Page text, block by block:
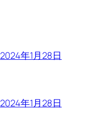
2024年1月28日
2024年1月28日